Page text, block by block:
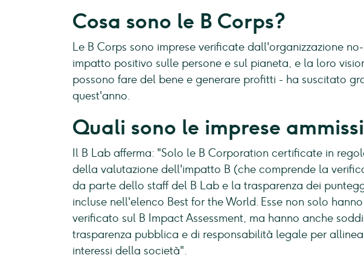
Cosa sono le B Corps?
Le B Corps sono imprese verificate dall'organizzazione
impatto positivo sulle persone e sul pianeta, e la loro
possono fare del bene e generare profitti - ha suscitato
quest'anno.
Quali sono le imprese
Il B Lab afferma: "Solo le B Corporation certificate in
della valutazione dell'impatto B (che comprende la
da parte dello staff del B Lab e la trasparenza dei
incluse nell'elenco Best for the World. Esse non solo
verificato sul B Impact Assessment, ma hanno anche
trasparenza pubblica e di responsabilità legale per
interessi della società".